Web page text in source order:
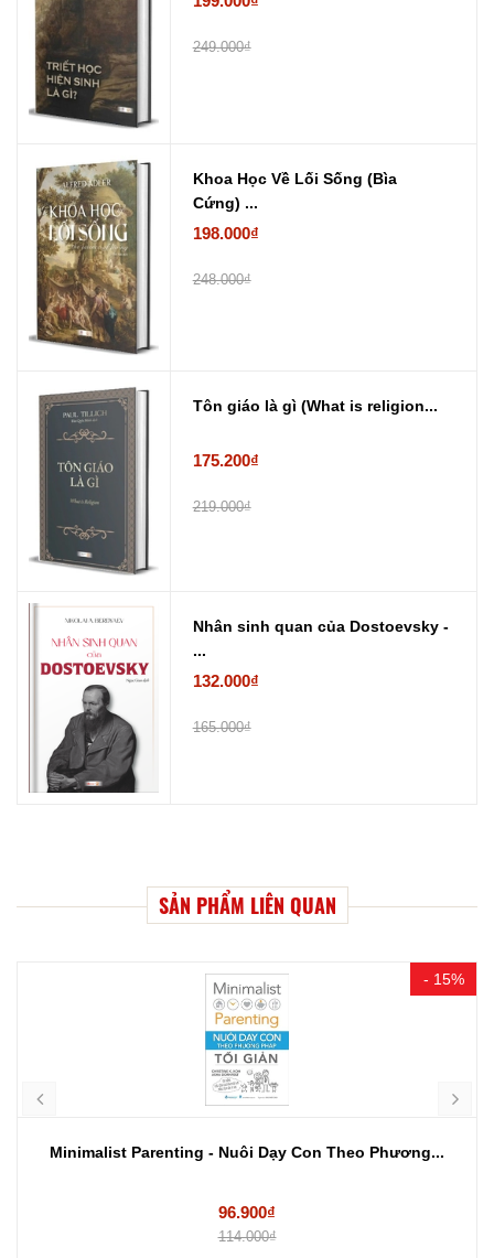
249.000₫
Khoa Học Về Lối Sống (Bìa
Cứng) ...
198.000₫
248.000₫
Tôn giáo là gì (What is religion...
175.200₫
219.000₫
Nhân sinh quan của Dostoevsky -
...
132.000₫
165.000₫
SẢN PHẨM LIÊN QUAN
- 15%
Minimalist Parenting - Nuôi Dạy Con Theo Phương...
96.900₫
114.000₫